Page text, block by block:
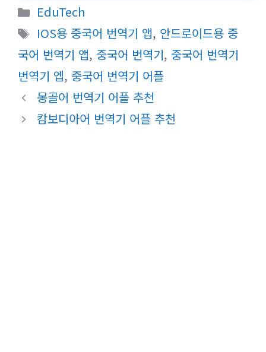
카
테
고
리
EduTech
태
그
IOS용 중국어 번역기 앱, 안드로이드용 중
국어 번역기 앱, 중국어 번역기, 중국어 번역기
번역기 엡, 중국어 번역기 어플
몽골어 번역기 어플 추천
캄보디아어 번역기 어플 추천